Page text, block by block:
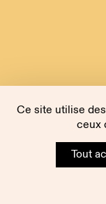
Ce site utilise
ceux
Tout